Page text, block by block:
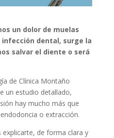
un dolor de muelas
dental, surge la
salvar el diente o será
de Clínica Montaño
un estudio detallado,
hay mucho más que
o extracción.
de forma clara y